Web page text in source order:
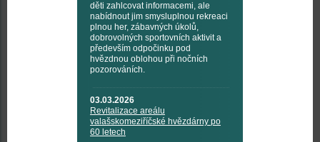
děti zahlcovat informacemi, ale
nabídnout jim smysluplnou rekreaci
plnou her, zábavných úkolů,
dobrovolných sportovních aktivit a
především odpočinku pod
hvězdnou oblohou při nočních
pozorováních.
03.03.2026
Revitalizace areálu
valašskomeziříčské hvězdárny po
60 letech